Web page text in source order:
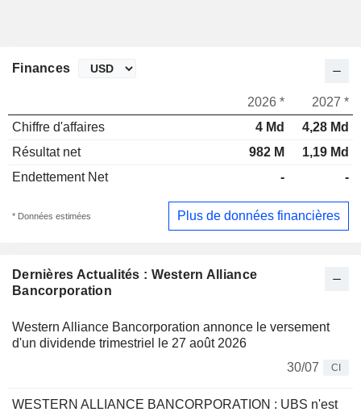
Dernières Actualités : Western Alliance
Bancorporation
Western Alliance Bancorporation annonce le versement
d'un dividende trimestriel le 27 août 2026
30/07
CI
WESTERN ALLIANCE BANCORPORATION : UBS n'est
Finances
2026 *
2027 *
Chiffre d'affaires
4 Md
4,28 Md
Résultat net
982 M
1,19 Md
Endettement Net
- -
* Données estimées Plus de données financières